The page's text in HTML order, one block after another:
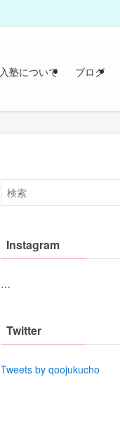
入塾について ブログ
Instagram
…
Twitter
Tweets by qoojukucho